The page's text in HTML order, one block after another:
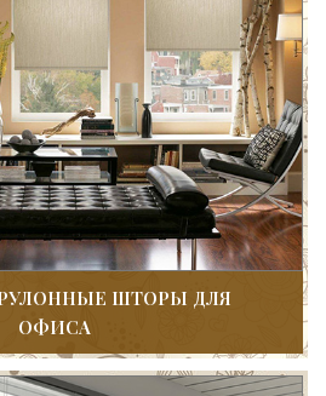
ШТОРЫ ДЛЯ
ОФИСА